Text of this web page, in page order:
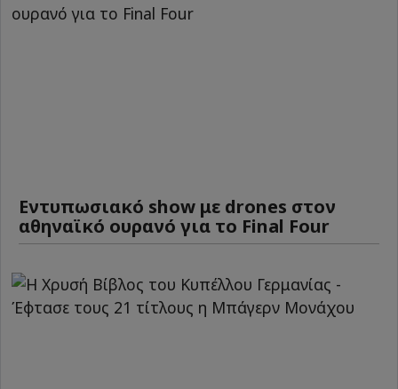
Εντυπωσιακό show με drones στον
αθηναϊκό ουρανό για το Final Four